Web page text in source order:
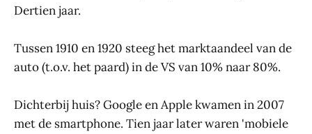
Dertien jaar.
Tussen 1910 en 1920 steeg het marktaandeel van de
auto (t.o.v. het paard) in de VS van 10% naar 80%.
Dichterbij huis? Google en Apple kwamen in 2007
met de smartphone. Tien jaar later waren 'mobiele